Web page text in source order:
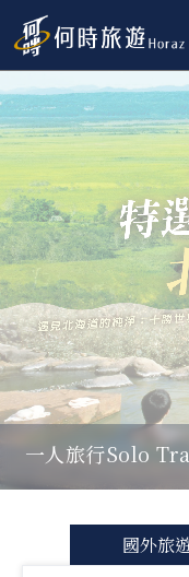
父親節．限時特別企
一人旅行Solo
國外旅